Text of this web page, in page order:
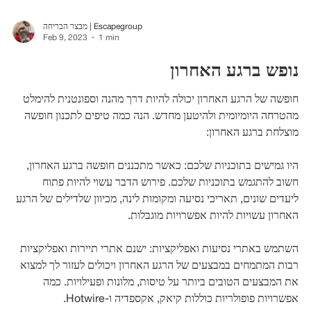
מבצר הבריחה | Escapegroup
Feb 9, 2023
1 min
נופש ברגע האחרון
חופשה של הרגע האחרון יכולה להיות דרך מהנה וספונטנית להימלט
מהטרחה היומיומית ולהיטען מחדש. הנה כמה טיפים לתכנון חופשה
מוצלחת ברגע האחרון:
היו גמישים בתוכניות שלכם: כאשר מתכננים חופשה ברגע האחרון,
חשוב להתגמש בתוכניות שלכם. פירוש הדבר עשוי להיות פתוח
ליעדים שונים, תאריכי נסיעה ומקומות לינה, מכיוון שלדילים של הרגע
האחרון עשויות להיות אפשרויות מוגבלות.
השתמש באתרי נסיעות ואפליקציות: ישנם אתרי תיירות ואפליקציות
רבות המתמחים במבצעים של הרגע האחרון ויכולים לעזור לך למצוא
את המבצעים הטובים ביותר על טיסות, מלונות ופעילויות. כמה
אפשרויות פופולריות כוללות קיאק, אקספדיה ו-Hotwire.